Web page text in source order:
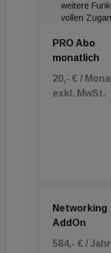
weitere
vollen
PRO Abo
monatlich
20,- € /
exkl. MwSt.
Networking
AddOn
584,- € / Jahr